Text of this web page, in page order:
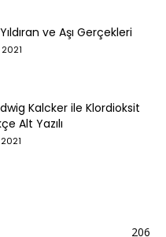
ve Aşı Gerçekleri
Kalcker ile Klordioksit
Alt Yazılı
206